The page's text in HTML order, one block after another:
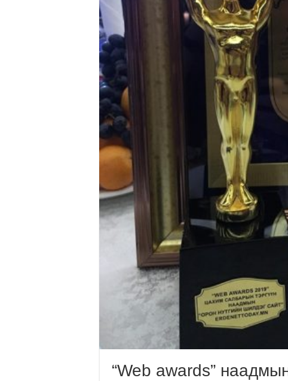
“Web awards”